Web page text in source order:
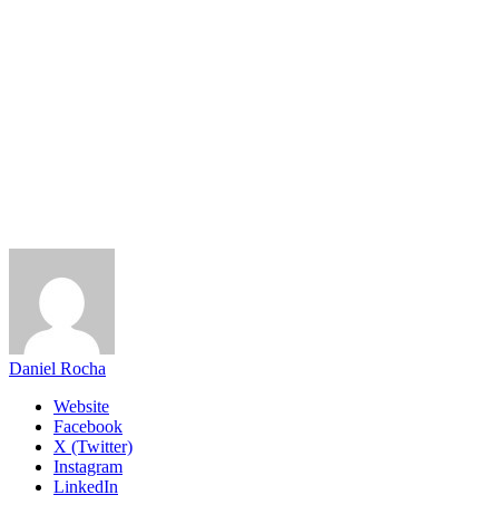
Daniel Rocha
Website
Facebook
X (Twitter)
Instagram
LinkedIn